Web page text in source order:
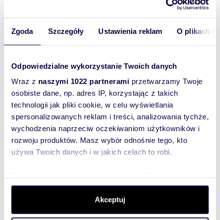
Zgoda Szczegóły Ustawienia reklam O plikach
Odpowiedzialne wykorzystanie Twoich danych
Wraz z naszymi 1022 partnerami przetwarzamy Twoje
osobiste dane, np. adres IP, korzystając z takich
technologii jak pliki cookie, w celu wyświetlania
spersonalizowanych reklam i treści, analizowania tychże,
wychodzenia naprzeciw oczekiwaniom użytkowników i
rozwoju produktów. Masz wybór odnośnie tego, kto
używa Twoich danych i w jakich celach to robi.
dane są przetwarzane oraz ustaw własne preferencje w
. W Deklaracji plików cookie możesz
zmienić lub wycofać swoją zgodę w dowolnej chwili.
Akceptuj
piecem na ekogroszek, na dachu znajdują się
solary.
Szczegóły oferty: Freedom Iława Kopernika,
Dorota Szulc, tel
518 pokaż telefon
* Do ceny nieruchomości należy doliczyć koszty
okołotransakcyjne.
Istnieje możliwośc zmiany użytkowania lokalu
na kilka mieszkań.
lub podmioty współpracujące. Wszelkie prawa
oraz korzystanie z niniejszych materiałów w
jakikolwiek inny sposób wykraczający poza
oferty
szybko się z
Tobą
skontaktował!